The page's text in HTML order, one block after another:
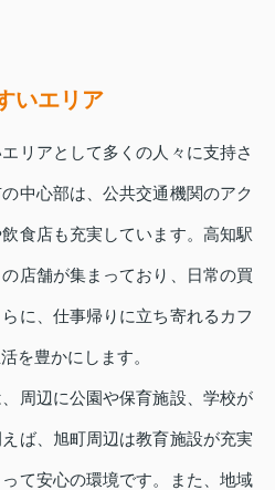
いエリア
リアとして多くの人々に支持さ
中心部は、公共交通機関のアク
食店も充実しています。高知駅
店舗が集まっており、日常の買
に、仕事帰りに立ち寄れるカフ
を豊かにします。
周辺に公園や保育施設、学校が
ば、旭町周辺は教育施設が充実
て安心の環境です。また、地域